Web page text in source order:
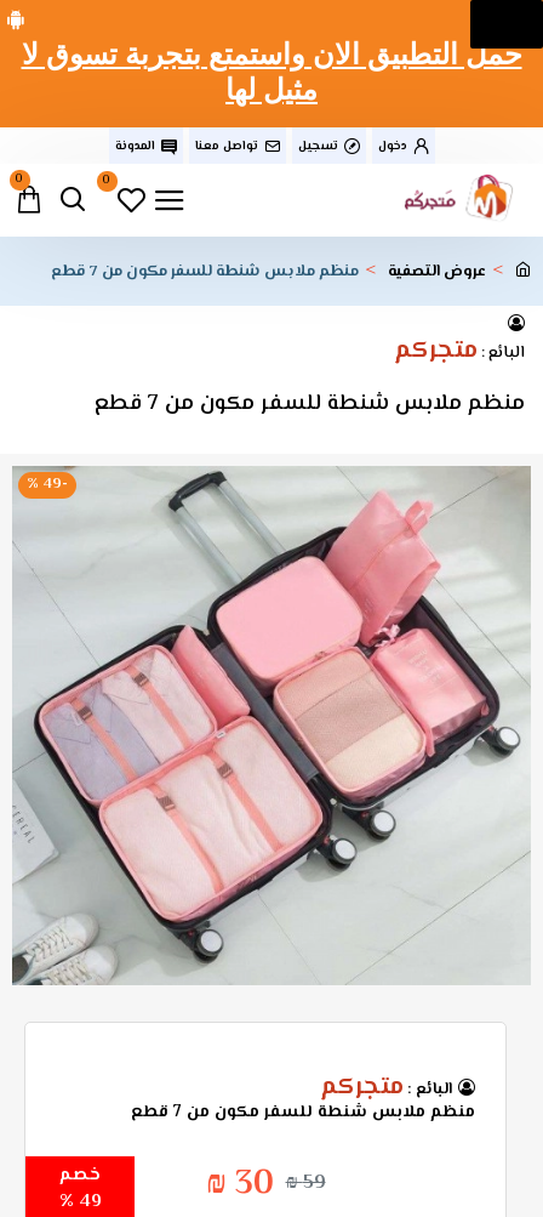
حمل التطبيق الان واستمتع بتجربة تسوق لا
مثيل لها
دخول تسجيل تواصل معنا
المدونة
0
0
عروض التصفية منظم ملابس شنطة للسفر مكون من 7 قطع
البائع : متجركم
منظم ملابس شنطة للسفر مكون من 7 قطع
-49 %
البائع : متجركم
منظم ملابس شنطة للسفر مكون من 7 قطع
خصم
49 %
30 ₪ 59 ₪